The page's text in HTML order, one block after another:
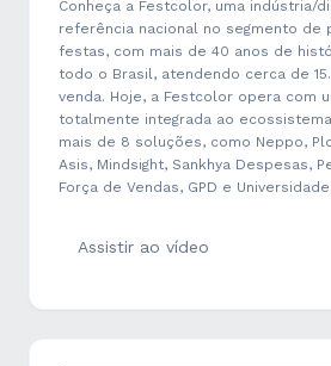
Conheça a Festcolor, uma indústria/
referência nacional no segmento de
festas, com mais de 40 anos de
todo o Brasil, atendendo cerca de
venda. Hoje, a Festcolor opera com
totalmente integrada ao
mais de 8 soluções, como Neppo,
Asis, Mindsight, Sankhya Despesas,
Força de Vendas, GPD e Universidade.
Assistir ao vídeo